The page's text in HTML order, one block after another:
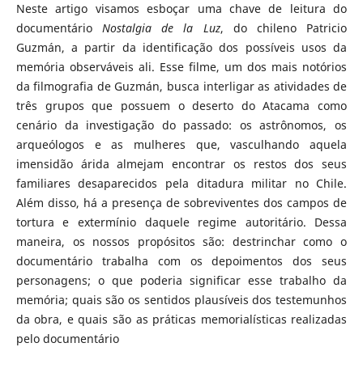
Neste artigo visamos esboçar uma chave de leitura do
documentárioNostalgia de la Luz, do chileno Patricio
Guzmán, a partir da identificação dos possíveis usos da
memória observáveis ali. Esse filme, um dos mais notórios
da filmografia de Guzmán, busca interligar as atividades de
três grupos que possuem o deserto do Atacama como
cenário da investigação do passado: os astrônomos, os
arqueólogos e as mulheres que, vasculhando aquela
imensidão árida almejam encontrar os restos dos seus
familiares desaparecidos pela ditadura militar no Chile.
Além disso, há a presença de sobreviventes dos campos de
tortura e extermínio daquele regime autoritário. Dessa
maneira, os nossos propósitos são: destrinchar como o
documentário trabalha com os depoimentos dos seus
personagens; o que poderia significar esse trabalho da
memória; quais são os sentidos plausíveis dos testemunhos
da obra, e quais são as práticas memorialísticas realizadas
pelo documentário